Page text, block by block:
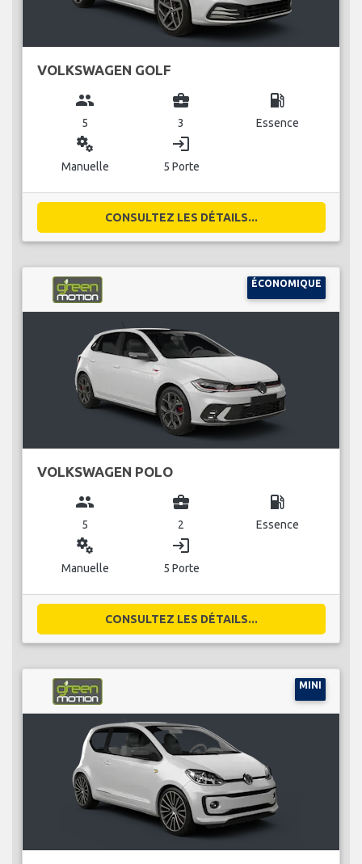
VOLKSWAGEN GOLF
group
5
business_center
3
local_gas_station
Essence
miscellaneous_services
Manuelle
login
5 Porte
CONSULTEZ LES DÉTAILS...
ÉCONOMIQUE
VOLKSWAGEN POLO
group
5
business_center
2
local_gas_station
Essence
miscellaneous_services
Manuelle
login
5 Porte
CONSULTEZ LES DÉTAILS...
MINI